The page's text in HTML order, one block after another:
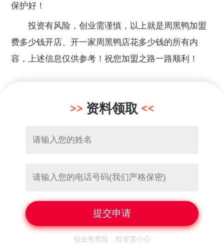
保护好！
投资有风险，创业需谨慎，以上就是周黑鸭加盟
费多少钱开店、开一家周黑鸭店花多少钱的所有内
容，上述信息仅供参考！祝您加盟之路一路顺利！
资料领取
创业有危险，投资需小心